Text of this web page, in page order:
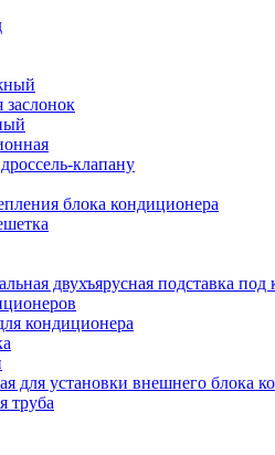
заслонок
клапану
блока кондиционера
двухъярусная подставка
кондиционера
для установки внешнего блока
труба